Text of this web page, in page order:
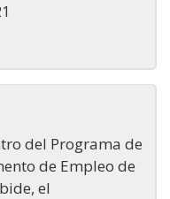
del Programa de
de Empleo de
el